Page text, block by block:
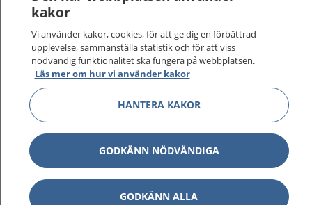
sjukdomar och vilka mottagningar du kan kontakta.
Logga in för att läsa din journal och göra dina
vårdärenden. Ring telefonnummer 1177 för
sjukvårdsrådgivning dygnet runt.
1177 ger dig råd när du vill må bättre.
1177 på flera språk Visa
kakor
Vi använder kakor, cookies, för att ge dig en förbättrad
upplevelse, sammanställa statistik och för att viss
nödvändig funktionalitet ska fungera på webbplatsen.
Läs mer om hur vi använder kakor
HANTERA KAKOR
GODKÄNN NÖDVÄNDIGA
GODKÄNN ALLA